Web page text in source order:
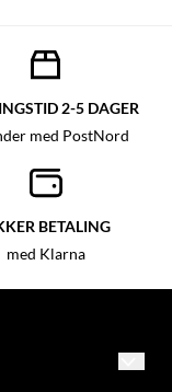
2-5 DAGER
med PostNord
BETALING
med Klarna